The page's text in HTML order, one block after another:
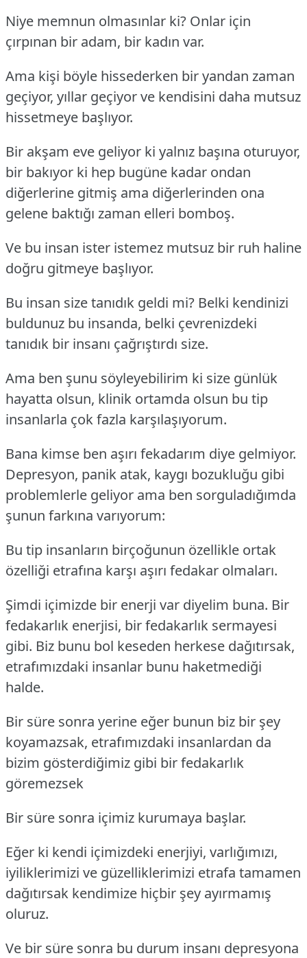
Niye memnun olmasınlar ki? Onlar için
çırpınan bir adam, bir kadın var.
Ama kişi böyle hissederken bir yandan zaman
geçiyor, yıllar geçiyor ve kendisini daha mutsuz
hissetmeye başlıyor.
Bir akşam eve geliyor ki yalnız başına oturuyor,
bir bakıyor ki hep bugüne kadar ondan
diğerlerine gitmiş ama diğerlerinden ona
gelene baktığı zaman elleri bomboş.
Ve bu insan ister istemez mutsuz bir ruh haline
doğru gitmeye başlıyor.
Bu insan size tanıdık geldi mi? Belki kendinizi
buldunuz bu insanda, belki çevrenizdeki
tanıdık bir insanı çağrıştırdı size.
Ama ben şunu söyleyebilirim ki size günlük
hayatta olsun, klinik ortamda olsun bu tip
insanlarla çok fazla karşılaşıyorum.
Bana kimse ben aşırı fekadarım diye gelmiyor.
Depresyon, panik atak, kaygı bozukluğu gibi
problemlerle geliyor ama ben sorguladığımda
şunun farkına varıyorum:
Bu tip insanların birçoğunun özellikle ortak
özelliği etrafına karşı aşırı fedakar olmaları.
Şimdi içimizde bir enerji var diyelim buna. Bir
fedakarlık enerjisi, bir fedakarlık sermayesi
gibi. Biz bunu bol keseden herkese dağıtırsak,
etrafımızdaki insanlar bunu haketmediği
halde.
Bir süre sonra yerine eğer bunun biz bir şey
koyamazsak, etrafımızdaki insanlardan da
bizim gösterdiğimiz gibi bir fedakarlık
göremezsek
Bir süre sonra içimiz kurumaya başlar.
Eğer ki kendi içimizdeki enerjiyi, varlığımızı,
iyiliklerimizi ve güzelliklerimizi etrafa tamamen
dağıtırsak kendimize hiçbir şey ayırmamış
oluruz.
Ve bir süre sonra bu durum insanı depresyona